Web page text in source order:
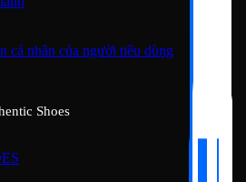
cá nhân của người tiêu dùng
Shoes